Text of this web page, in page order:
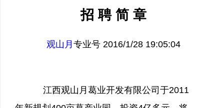
招 聘 简 章
观山月 专业号 2016/1/28 19:05:04
江西观山月葛业开发有限公司于2011